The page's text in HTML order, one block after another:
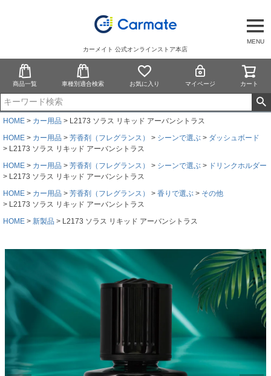
MENU
カーメイト 公式オンラインストア本店
商品一覧 車種別適合検索 お気に入り マイページ カート
HOME カー用品
L2173 ソラス リキッド アーバンシトラス
HOME
カー用品 芳香剤（フレグランス） シーンで選ぶ
ダッシュボード
L2173 ソラス リキッド アーバンシトラス
HOME
カー用品 芳香剤（フレグランス） シーンで選ぶ
ドリンクホルダー
L2173 ソラス リキッド アーバンシトラス
HOME
カー用品 芳香剤（フレグランス） 香りで選ぶ
その他
L2173 ソラス リキッド アーバンシトラス
HOME
新製品 L2173 ソラス リキッド アーバンシトラス